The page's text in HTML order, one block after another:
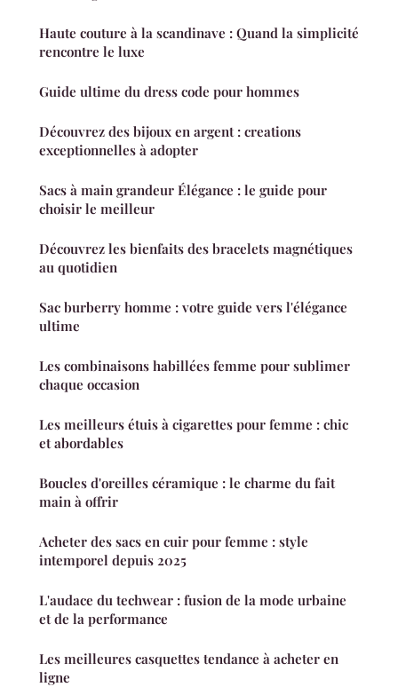
Haute couture à la scandinave : Quand la simplicité
rencontre le luxe
Guide ultime du dress code pour hommes
Découvrez des bijoux en argent : creations
exceptionnelles à adopter
Sacs à main grandeur Élégance : le guide pour
choisir le meilleur
Découvrez les bienfaits des bracelets magnétiques
au quotidien
Sac burberry homme : votre guide vers l'élégance
ultime
Les combinaisons habillées femme pour sublimer
chaque occasion
Les meilleurs étuis à cigarettes pour femme : chic
et abordables
Boucles d'oreilles céramique : le charme du fait
main à offrir
Acheter des sacs en cuir pour femme : style
intemporel depuis 2025
L'audace du techwear : fusion de la mode urbaine
et de la performance
Les meilleures casquettes tendance à acheter en
ligne